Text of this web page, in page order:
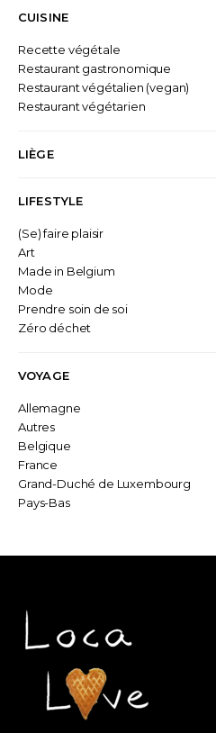
CUISINE
Recette végétale
Restaurant gastronomique
Restaurant végétalien (vegan)
Restaurant végétarien
LIÈGE
LIFESTYLE
(Se) faire plaisir
Art
Made in Belgium
Mode
Prendre soin de soi
Zéro déchet
VOYAGE
Allemagne
Autres
Belgique
France
Grand-Duché de Luxembourg
Pays-Bas